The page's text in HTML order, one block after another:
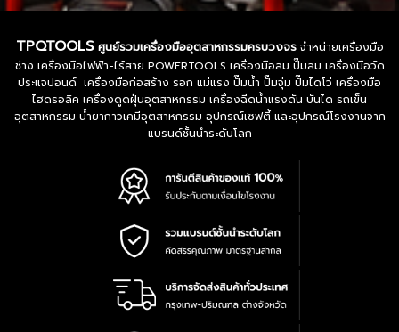
TPQTOOLS ศูนย์รวมเครื่องมืออุตสาหกรรมครบวงจรจำหน่ายเครื่องมือ
ช่าง เครื่องมือไฟฟ้า-ไร้สาย POWERTOOLS เครื่องมือลม ปั๊มลม เครื่องมือวัด
ประแจปอนด์ เครื่องมือก่อสร้าง รอก แม่แรง ปั๊มน้ำ ปั๊มจุ่ม ปั๊มไดโว่ เครื่องมือ
ไฮดรอลิค เครื่องดูดฝุ่นอุตสาหกรรม เครื่องฉีดน้ำแรงดัน บันได รถเข็น
อุตสาหกรรม น้ำยากาวเคมีอุตสาหกรรม อุปกรณ์เซฟตี้ และอุปกรณ์โรงงานจาก
แบรนด์ชั้นนำระดับโลก